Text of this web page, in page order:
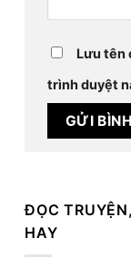
Lưu tên
trình duyệt
ĐỌC
HAY